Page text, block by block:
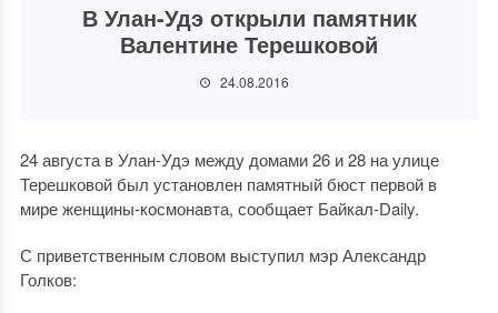
В Улан-Удэ открыли памятник
Валентине Терешковой
24.08.2016
24 августа в Улан-Удэ между домами 26 и 28 на улице
Терешковой был установлен памятный бюст первой в
мире женщины-космонавта, сообщает Байкал-Daily.
С приветственным словом выступил мэр Александр
Голков: